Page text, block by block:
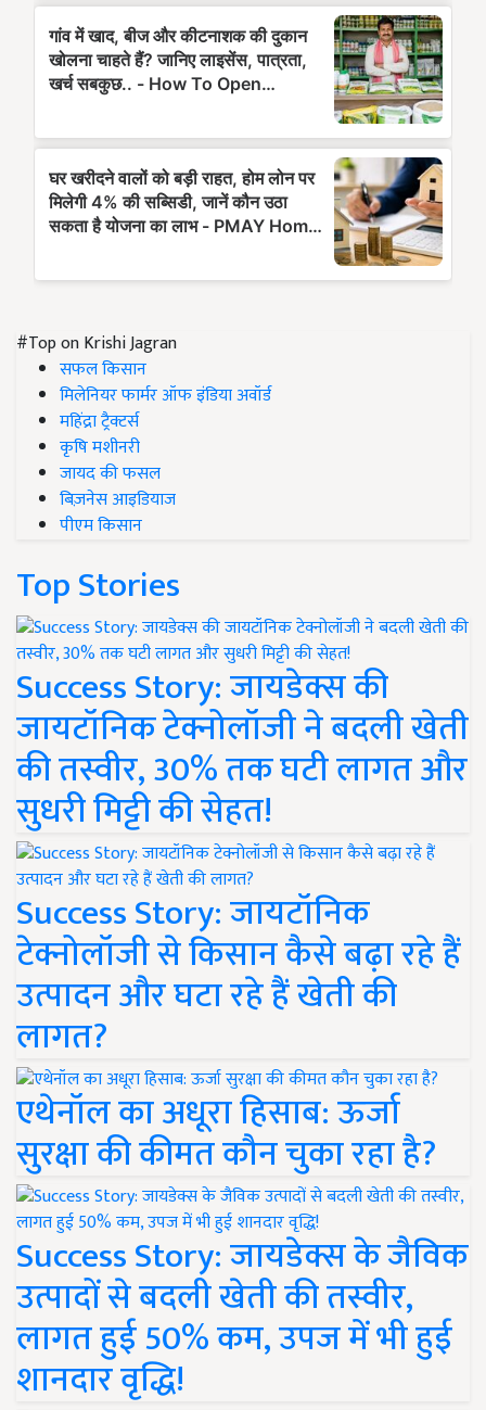
#Top on Krishi Jagran
सफल किसान
मिलेनियर फार्मर ऑफ इंडिया अवॉर्ड
महिंद्रा ट्रैक्टर्स
कृषि मशीनरी
जायद की फसल
बिज़नेस आइडियाज
पीएम किसान
Top Stories
Success Story: जायडेक्स की
जायटॉनिक टेक्नोलॉजी ने बदली खेती
की तस्वीर, 30% तक घटी लागत और
सुधरी मिट्टी की सेहत!
Success Story: जायटॉनिक
टेक्नोलॉजी से किसान कैसे बढ़ा रहे हैं
उत्पादन और घटा रहे हैं खेती की
लागत?
एथेनॉल का अधूरा हिसाब: ऊर्जा
सुरक्षा की कीमत कौन चुका रहा है?
Success Story: जायडेक्स के जैविक
उत्पादों से बदली खेती की तस्वीर,
लागत हुई 50% कम, उपज में भी हुई
शानदार वृद्धि!